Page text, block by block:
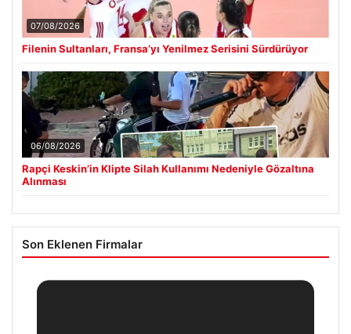
07/08/2026
Filenin Sultanları, Fransa’yı Yenilmez Serisini Sürdürüyor
06/08/2026
Rapçi Keskin’in Klipte Silah Kullanımı Nedeniyle Gözaltına
Alınması
Son Eklenen Firmalar